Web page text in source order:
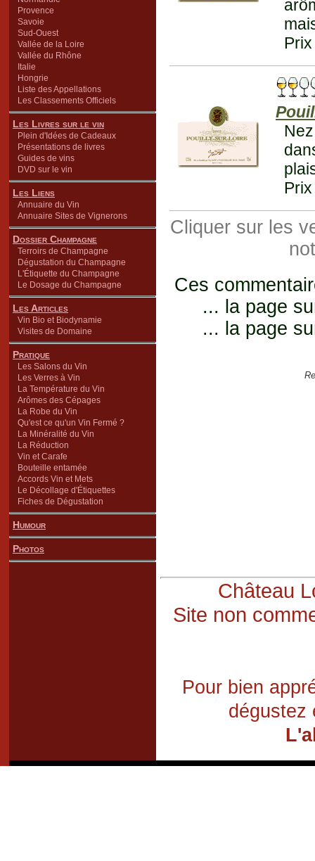
Provence
Savoie
Sud-Ouest
Vallée de la Loire
Vallée du Rhône
Italie
Hongrie
Liste des Appellations
Les Classements Officiels
Les Livres sur le vin
Plein d'Idées de Cadeaux
Présentations de livres
Guides de vins
DVD sur le vin
Les Liens
Annuaire du Vin
Annuaire Sites de Vignerons
Dossier Champagne
Terroirs de Champagne
Dégustation du Champagne
L'Étiquette du Champagne
Le Dosage du Champagne
Les Articles
Vin Bio et Biodynamie
Visites de Domaine
Pratique
Les Salons du Vin
Les Verres à Vin
La Température du Vin
Arômes des Cépages
La Robe du Vin
Qu'est ce qu'un Vin Fermé ?
La Minéralité du Vin
La Réduction
Vin et Carafe
Bouteille entamée
Accords Vin et Mets
Le Décollage d'Étiquettes
Fiches de Dégustation
Humour
Photos
Cliquer sur les
Ces
... la page
... la page
Château
Site non
Pour bien
dégustez